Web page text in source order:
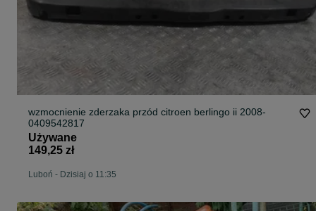
wzmocnienie zderzaka przód citroen berlingo ii 2008-
0409542817
Używane
149,25 zł
Luboń - Dzisiaj o 11:35